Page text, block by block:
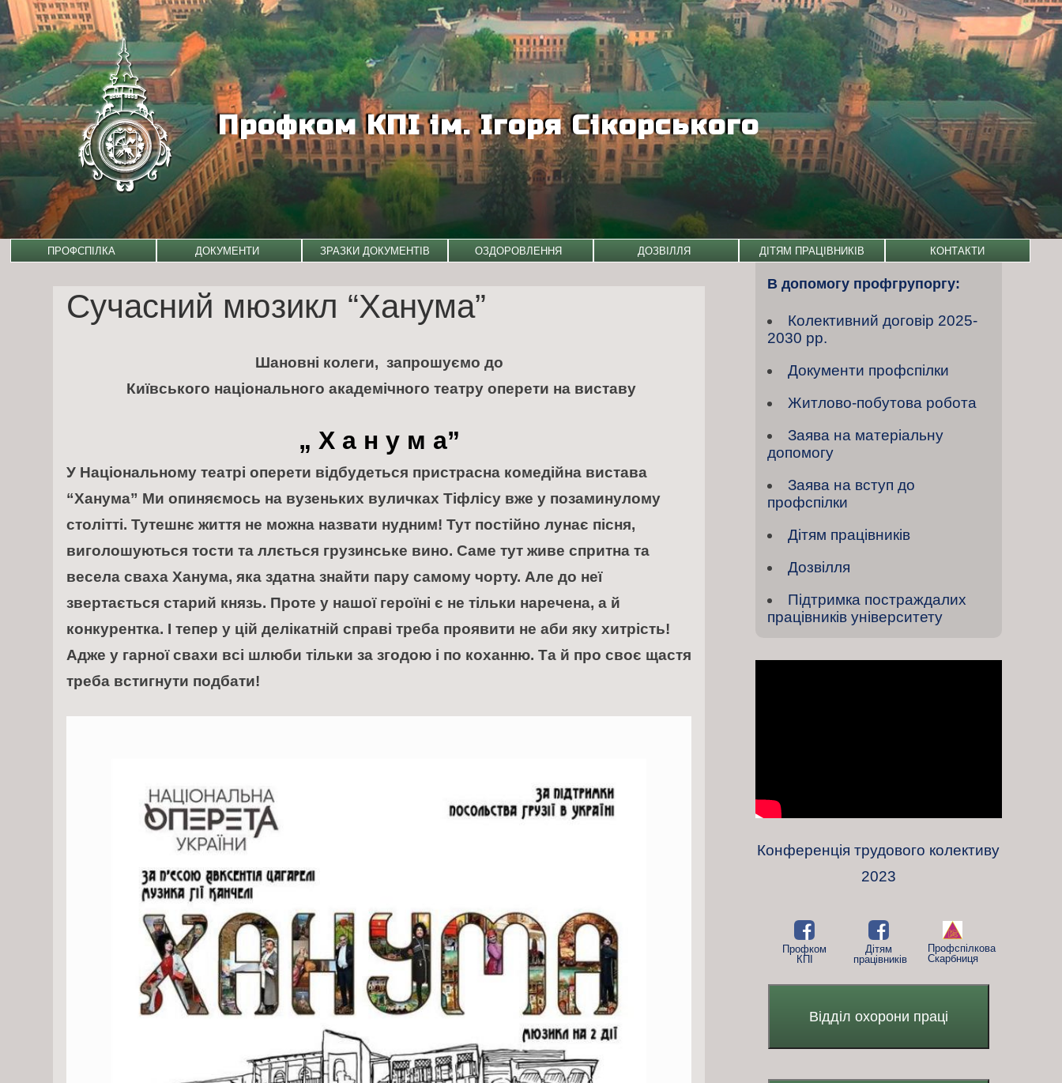
Профком КПІ ім. Ігоря Сікорського
ПРОФСПІЛКА ДОКУМЕНТИ ЗРАЗКИ ДОКУМЕНТІВ ОЗДОРОВЛЕННЯ ДОЗВІЛЛЯ ДІТЯМ ПРАЦІВНИКІВ КОНТАКТИ
Сучасний мюзикл “Ханума”
Шановні колеги, запрошуємо до
Київського національного академічного театру оперети на виставу
„ Х а н у м а”
У Національному театрі оперети відбудеться пристрасна комедійна вистава
“Ханума” Ми опиняємось на вузеньких вуличках Тіфлісу вже у позаминулому
столітті. Тутешнє життя не можна назвати нудним! Тут постійно лунає пісня,
виголошуються тости та ллється грузинське вино. Саме тут живе спритна та
весела сваха Ханума, яка здатна знайти пару самому чорту. Але до неї
звертається старий князь. Проте у нашої героїні є не тільки наречена, а й
конкурентка. І тепер у цій делікатній справі треба проявити не аби яку хитрість!
Адже у гарної свахи всі шлюби тільки за згодою і по коханню. Та й про своє щастя
треба встигнути подбати!
В допомогу профгрупоргу:
Колективний договiр 2025-
2030 рр.
Документи профспілки
Житлово-побутова робота
Заява на матеріальну
допомогу
Заява на вступ до
профспілки
Дітям працівників
Дозвілля
Підтримка постраждалих
працівників університету
Конференція трудового колективу
2023
Профком
КПІ
Дітям
працівників
Профспілкова
Скарбниця
Відділ охорони праці